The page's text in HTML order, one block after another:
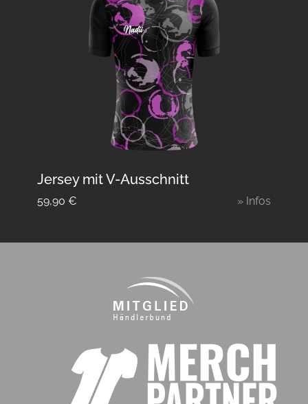
Jersey mit V-Ausschnitt
59,90 € » Infos